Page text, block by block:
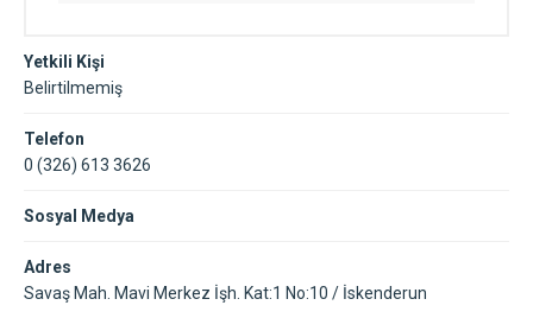
Yetkili Kişi
Belirtilmemiş
Telefon
0 (326) 613 3626
Sosyal Medya
Adres
Savaş Mah. Mavi Merkez İşh. Kat:1 No:10 / İskenderun